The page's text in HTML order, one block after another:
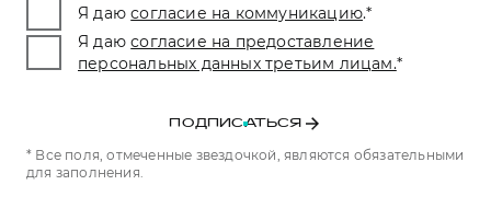
Я даю согласие на коммуникацию.*
Я даю согласие на предоставление
персональных данных третьим лицам.*
ПОДПИСАТЬСЯ
* Все поля, отмеченные звездочкой, являются обязательными
для заполнения.